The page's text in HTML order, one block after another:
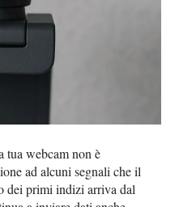
tua webcam non è
ad alcuni segnali che il
dei primi indizi arriva dal